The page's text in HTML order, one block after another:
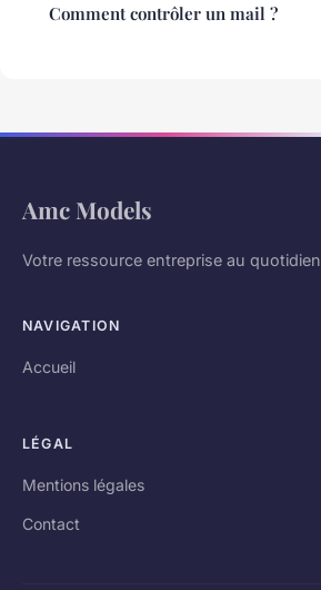
Comment contrôler un mail ?
Amc Models
Votre ressource entreprise au quotidien
NAVIGATION
Accueil
LÉGAL
Mentions légales
Contact